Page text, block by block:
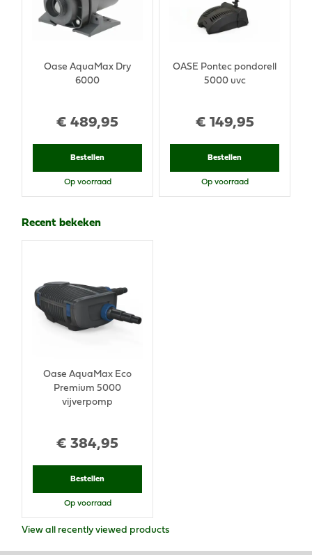
€ 489,95
Oase AquaMax Dry
6000
Bestellen
Op voorraad
€ 149,95
OASE Pontec pondorell
5000 uvc
Bestellen
Op voorraad
Recent bekeken
€ 384,95
Oase AquaMax Eco
Premium 5000
vijverpomp
Bestellen
Op voorraad
View all recently viewed products